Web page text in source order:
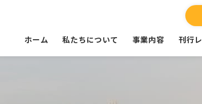
ホーム 私たちについて 事業内容 刊行